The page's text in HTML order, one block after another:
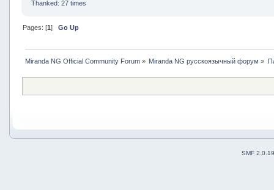
Thanked: 27 times
Pages: [1 ] Go Up
Miranda NG Official Community Forum» Miranda NG русскоязычный форум »
SMF 2.0.19